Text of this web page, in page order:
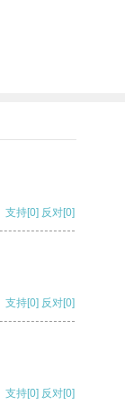
支持[0] 反对[0]
支持[0] 反对[0]
支持[0] 反对[0]